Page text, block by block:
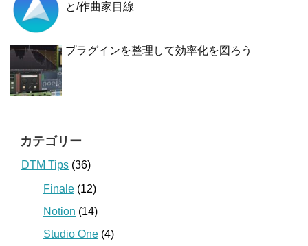
と/作曲家目線
プラグインを整理して効率化を図ろう
カテゴリー
DTM Tips (36)
Finale (12)
Notion (14)
Studio One (4)